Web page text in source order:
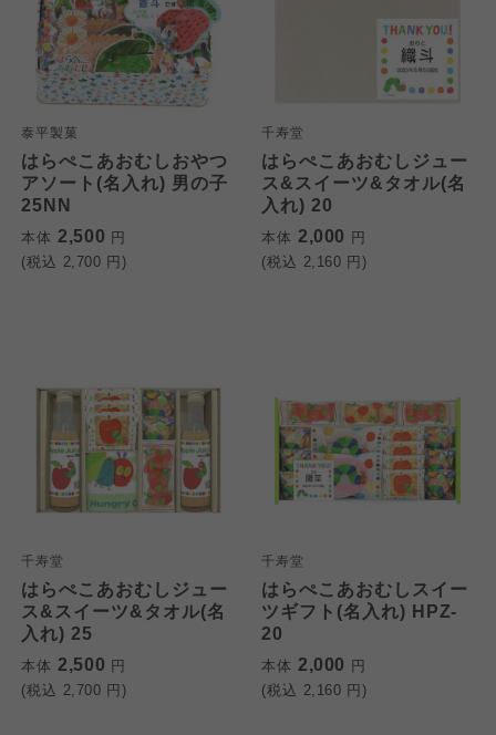
泰平製菓
はらぺこあおむしおやつ
アソート(名入れ) 男の子
25NN
本体 2,500 円
(税込 2,700 円)
千寿堂
はらぺこあおむしジュー
ス&スイーツ&タオル(名
入れ) 20
本体 2,000 円
(税込 2,160 円)
千寿堂
はらぺこあおむしジュー
ス&スイーツ&タオル(名
入れ) 25
本体 2,500 円
(税込 2,700 円)
千寿堂
はらぺこあおむしスイー
ツギフト(名入れ) HPZ-
20
本体 2,000 円
(税込 2,160 円)